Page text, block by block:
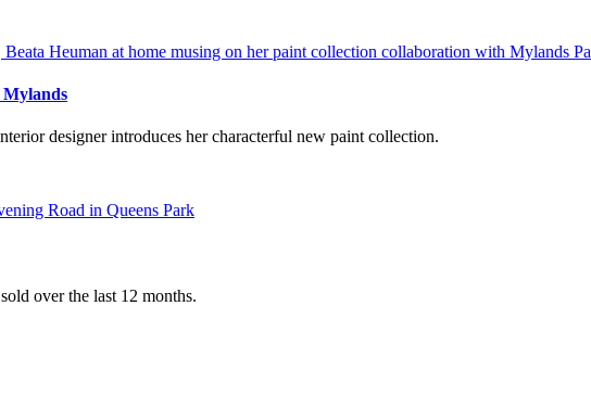
Mylands
designer introduces her characterful new paint collection.
over the last 12 months.